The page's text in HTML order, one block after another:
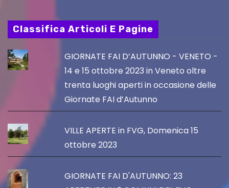
Classifica Articoli E Pagine
GIORNATE FAI D’AUTUNNO - VENETO -
14 e 15 ottobre 2023 in Veneto oltre
trenta luoghi aperti in occasione delle
Giornate FAI d’Autunno
VILLE APERTE in FVG, Domenica 15
ottobre 2023
GIORNATE FAI D'AUTUNNO: 23